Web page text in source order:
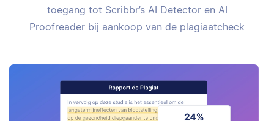
toegang tot Scribbr’s AI Detector en AI
Proofreader bij aankoop van de plagiaatcheck